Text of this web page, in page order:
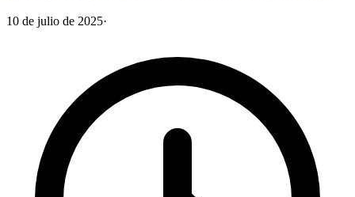
10 de julio de 2025·